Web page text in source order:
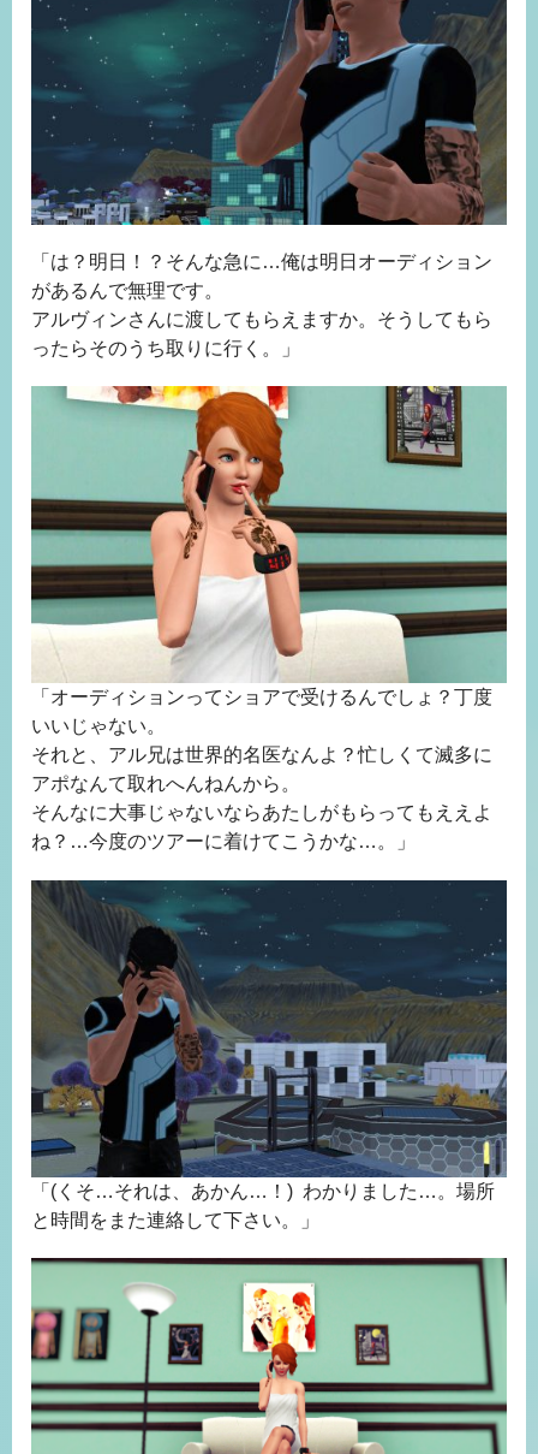
「は？明日！？そんな急に…俺は明日オーディション
があるんで無理です。
アルヴィンさんに渡してもらえますか。そうしてもら
ったらそのうち取りに行く。」
「オーディションってショアで受けるんでしょ？丁度
いいじゃない。
それと、アル兄は世界的名医なんよ？忙しくて滅多に
アポなんて取れへんねんから。
そんなに大事じゃないならあたしがもらってもええよ
ね？…今度のツアーに着けてこうかな…。」
「(くそ…それは、あかん…！) わかりました…。場所
と時間をまた連絡して下さい。」